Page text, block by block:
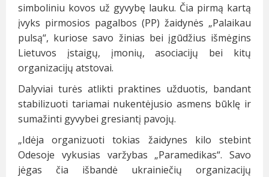
simboliniu kovos už gyvybę lauku. Čia pirmą kartą
įvyks pirmosios pagalbos (PP) žaidynės „Palaikau
pulsą“, kuriose savo žinias bei įgūdžius išmėgins
Lietuvos įstaigų, įmonių, asociacijų bei kitų
organizacijų atstovai.
Dalyviai turės atlikti praktines užduotis, bandant
stabilizuoti tariamai nukentėjusio asmens būklę ir
sumažinti gyvybei gresiantį pavojų.
„Idėja organizuoti tokias žaidynes kilo stebint
Odesoje vykusias varžybas „Paramedikas“. Savo
jėgas čia išbandė ukrainiečių organizacijų